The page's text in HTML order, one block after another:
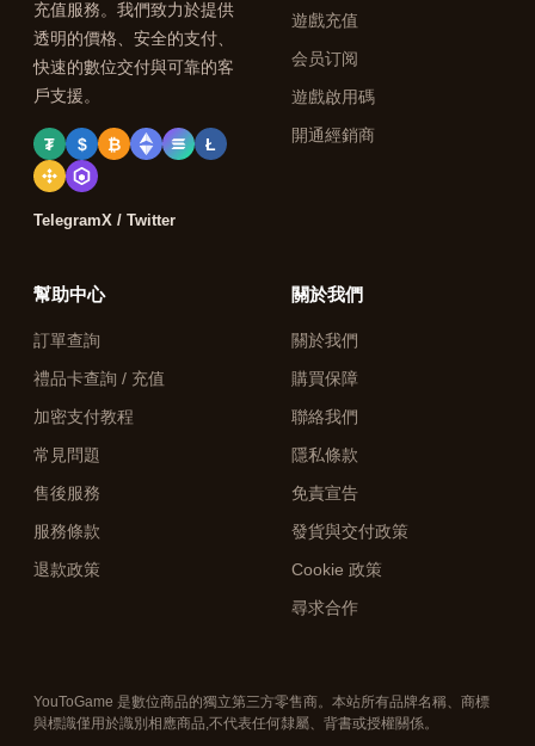
充值服務。我們致力於提供
透明的價格、安全的支付、
快速的數位交付與可靠的客
戶支援。
₮ $ ₿ Ł
TelegramX / Twitter
遊戲充值
会员订阅
遊戲啟用碼
開通經銷商
幫助中心
訂單查詢
禮品卡查詢 / 充值
加密支付教程
常見問題
售後服務
服務條款
退款政策
關於我們
關於我們
購買保障
聯絡我們
隱私條款
免責宣告
發貨與交付政策
Cookie 政策
尋求合作
YouToGame 是數位商品的獨立第三方零售商。本站所有品牌名稱、商標
與標識僅用於識別相應商品,不代表任何隸屬、背書或授權關係。